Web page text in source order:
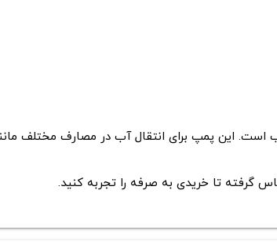
و دوام خوب است. این پمپ برای انتقال آب در مصارف مختلف
گرفته تا خریدی به صرفه را تجربه کنید.